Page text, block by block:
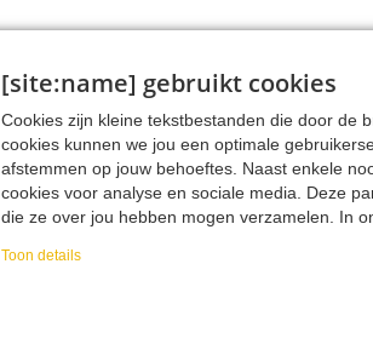
[site:name] gebruikt cookies
Cookies zijn kleine tekstbestanden die door de
cookies kunnen we jou een optimale
afstemmen op jouw behoeftes. Naast enkele
cookies voor analyse en sociale media. Deze
die ze over jou hebben mogen verzamelen. In
Toon details